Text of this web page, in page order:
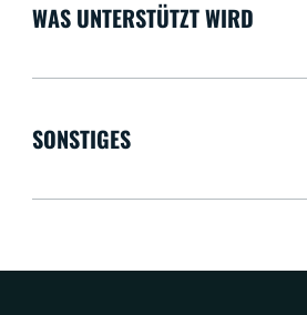
WAS UNTERSTÜTZT WIRD
SONSTIGES